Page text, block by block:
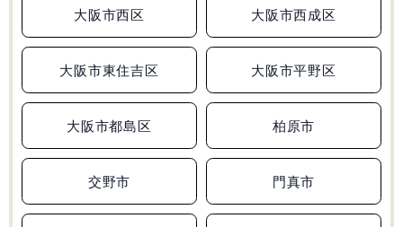
0120-4119-01
受付時間 10:00～19:00
無料体験
無料学力診断テスト
大阪市西区 大阪市西成区
大阪市東住吉区 大阪市平野区
大阪市都島区 柏原市
交野市 門真市